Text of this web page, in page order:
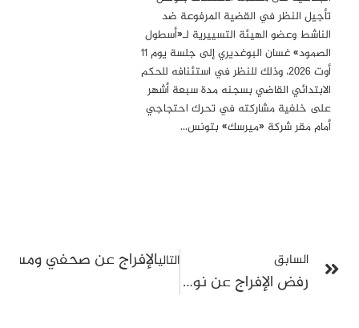
تأجيل النظر في القضية المرفوعة ضد
الناشط وعضو الهيئة التسييرية لـ«أسطول
الصمود» غسان البوغديري إلى جلسة يوم 11
أوت 2026، وذلك للنظر في استئنافه للحكم
الابتدائي القاضي بسجنه مدة سبعة أشهر
على خلفية مشاركته في تحرك احتجاجي
أمام مقر شركة «ميرسك» بتونس…
السابق
رفض الإفراج عن نور الدين البحيري واحالته على الدائرة الجنائية في قضية الجيلاني الدبوسي
التاليالإفراج عن صحفي